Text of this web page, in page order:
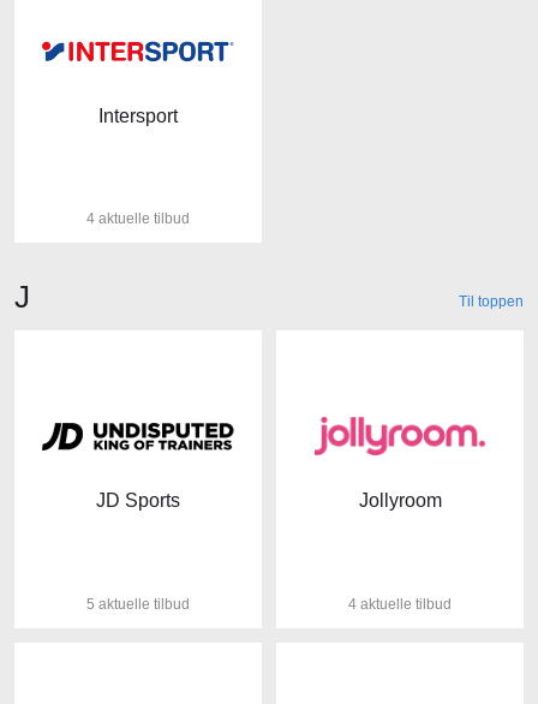
Intersport
4 aktuelle tilbud
Butikker der starter med bogstavet
J Til toppen
JD Sports
5 aktuelle tilbud
Jollyroom
4 aktuelle tilbud